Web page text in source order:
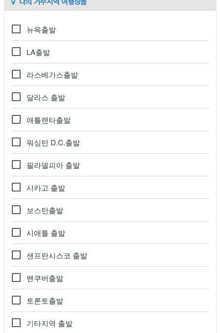
뉴욕출발
LA출발
라스베가스출발
달라스 출발
애틀랜타출발
워싱턴 D.C.출발
필라델피아 출발
시카고 출발
보스턴출발
시애틀 출발
샌프란시스코 출발
밴쿠버출발
토론토출발
기타지역 출발